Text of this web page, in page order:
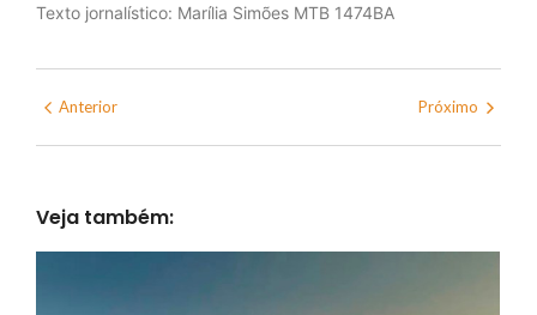
Texto jornalístico: Marília Simões MTB 1474BA
Anterior Próximo
Veja também: